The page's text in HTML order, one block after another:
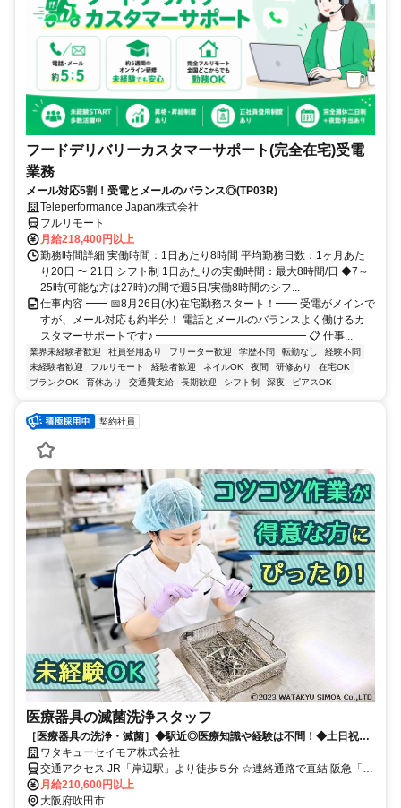
フードデリバリーカスタマーサポート(完全在宅)受電
業務
メール対応5割！受電とメールのバランス◎(TP03R)
Teleperformance Japan株式会社
フルリモート
月給218,400円以上
勤務時間詳細 実働時間：1日あたり8時間 平均勤務日数：1ヶ月あた
り20日 〜 21日 シフト制 1日あたりの実働時間：最大8時間/日 ◆7～
25時(可能な方は27時)の間で週5日/実働8時間のシフ...
仕事内容 ━━ 📅8月26日(水)在宅勤務スタート！━━ 受電がメインで
すが、メール対応も約半分！ 電話とメールのバランスよく働けるカ
スタマーサポートです♪ ━━━━━━━━━━━━━━ 📋 仕事...
業界未経験者歓迎 社員登用あり フリーター歓迎 学歴不問 転勤なし
経験不問
未経験者歓迎
フルリモート 経験者歓迎 ネイルOK 夜間 研修あり
在宅OK
ブランクOK
育休あり 交通費支給 長期歓迎 シフト制 深夜 ピアスOK
契約社員
医療器具の滅菌洗浄スタッフ
［医療器具の洗浄・滅菌］◆駅近◎医療知識や経験は不問！◆土日祝休
み ワタキューセイモア株式会社
交通アクセス JR「岸辺駅」より徒歩５分 ☆連絡通路で直結 阪急「正
雀」駅から徒歩13分
月給210,600円以上
大阪府吹田市